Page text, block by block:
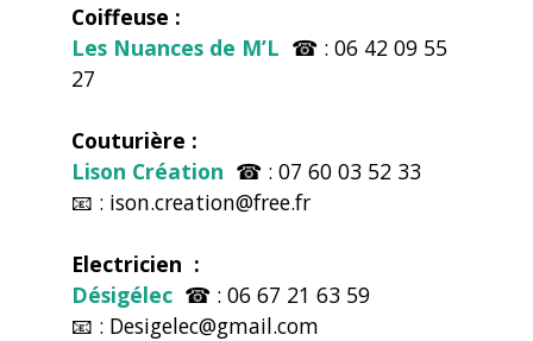
Coiffeuse :
Les Nuances de M’L ☎ : 06 42 09 55
27
Couturière :
Lison Création ☎ : 07 60 03 52 33
📧 : ison.creation@free.fr
Electricien :
Désigélec ☎ : 06 67 21 63 59
📧 : Desigelec@gmail.com